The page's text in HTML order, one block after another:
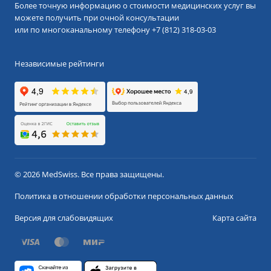
Более точную информацию о стоимости медицинских услуг вы
можете получить при очной консультации
или по многоканальному телефону+7 (812) 318-03-03
Независимые рейтинги
© 2026 MedSwiss. Все права защищены.
Политика в отношении обработки персональных данных
Версия для слабовидящих
Карта сайта